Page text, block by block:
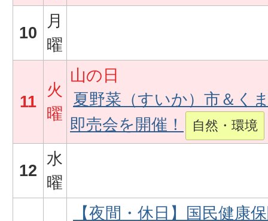
10
月
曜
11
火
曜
山の日
夏野菜（すいか）市＆く
即売会を開催！
自然・環境
12
水
曜
【夜間・休日】国民健康